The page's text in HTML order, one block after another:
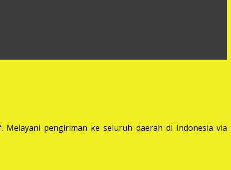
pengiriman ke seluruh daerah di Indonesia via